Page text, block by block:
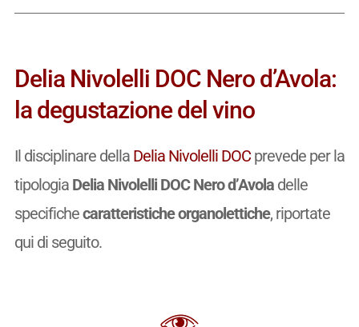
Delia Nivolelli DOC Nero d’Avola:
la degustazione del vino
Il disciplinare della Delia Nivolelli DOCprevede per la
tipologia Delia Nivolelli DOC Nero d’Avoladelle
specifichecaratteristiche organolettiche, riportate
qui di seguito.